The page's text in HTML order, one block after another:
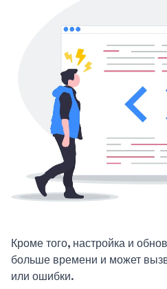
Кроме того, настройка и
больше времени и может
или ошибки.